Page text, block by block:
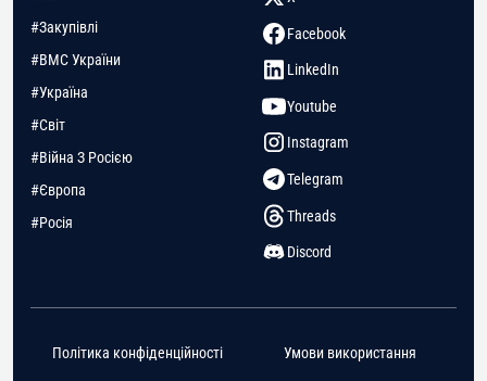
#Закупівлі
#ВМС України
#Україна
#Світ
#Війна З Росією
#Європа
#Росія
Facebook
LinkedIn
Youtube
Instagram
Telegram
Threads
Discord
Політика конфіденційності Умови використання